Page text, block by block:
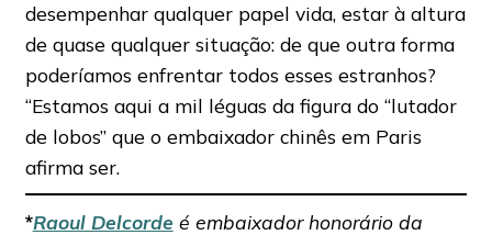
desempenhar qualquer papel vida, estar à altura
de quase qualquer situação: de que outra forma
poderíamos enfrentar todos esses estranhos?
“Estamos aqui a mil léguas da figura do “lutador
de lobos” que o embaixador chinês em Paris
afirma ser.
*Raoul Delcorde é embaixador honorário da